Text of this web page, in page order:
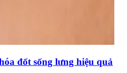
đốt sống lưng hiệu quả